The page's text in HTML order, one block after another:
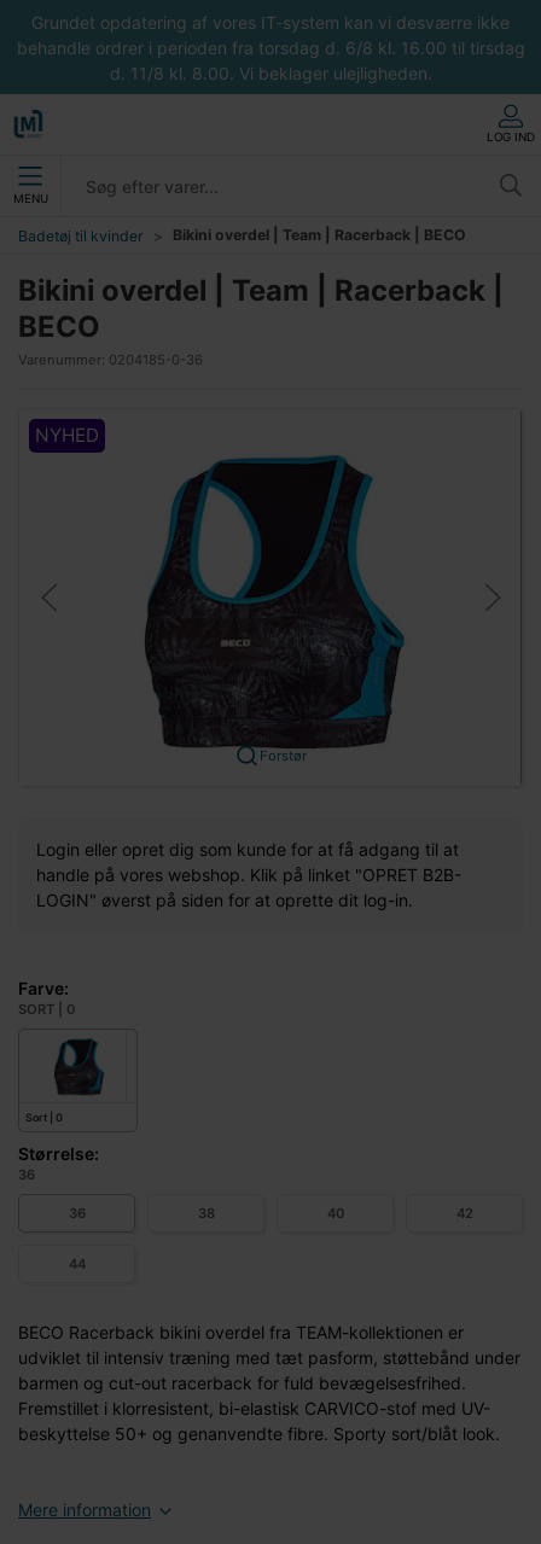
Grundet opdatering af vores IT-system kan vi desværre ikke
behandle ordrer i perioden fra torsdag d. 6/8 kl. 16.00 til tirsdag
d. 11/8 kl. 8.00. Vi beklager ulejligheden.
LOG IND
MENU
Badetøj til kvinder Bikini overdel | Team | Racerback | BECO
Bikini overdel | Team | Racerback |
BECO
Varenummer: 0204185-0-36
NYHED
Forstør
Login eller opret dig som kunde for at få adgang til at
handle på vores webshop. Klik på linket "OPRET B2B-
LOGIN" øverst på siden for at oprette dit log-in.
Farve:
SORT | 0
Sort | 0
Størrelse:
36
36 38 40 42
44
BECO Racerback bikini overdel fra TEAM-kollektionen er
udviklet til intensiv træning med tæt pasform, støttebånd under
barmen og cut-out racerback for fuld bevægelsesfrihed.
Fremstillet i klorresistent, bi-elastisk CARVICO-stof med UV-
beskyttelse 50+ og genanvendte fibre. Sporty sort/blåt look.
Mere information